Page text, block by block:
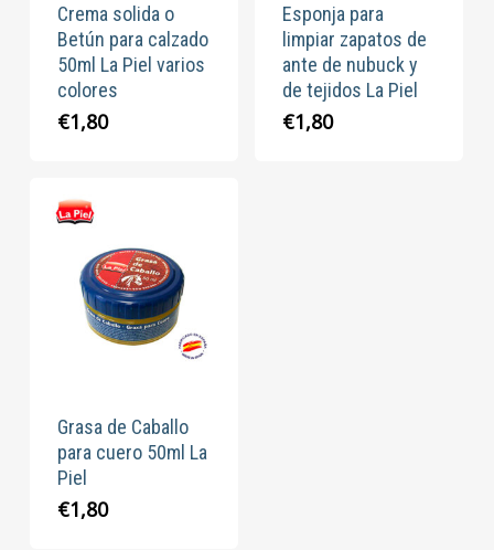
Crema solida o
Betún para calzado
50ml La Piel varios
colores
€1,80
Esponja para
limpiar zapatos de
ante de nubuck y
de tejidos La Piel
€1,80
Grasa de Caballo
para cuero 50ml La
Piel
€1,80